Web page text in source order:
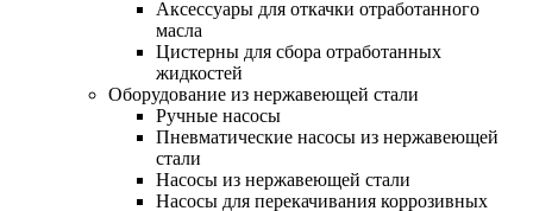
Аксессуары для откачки отработанного
масла
Цистерны для сбора отработанных
жидкостей
Оборудование из нержавеющей стали
Ручные насосы
Пневматические насосы из нержавеющей
стали
Насосы из нержавеющей стали
Насосы для перекачивания коррозивных